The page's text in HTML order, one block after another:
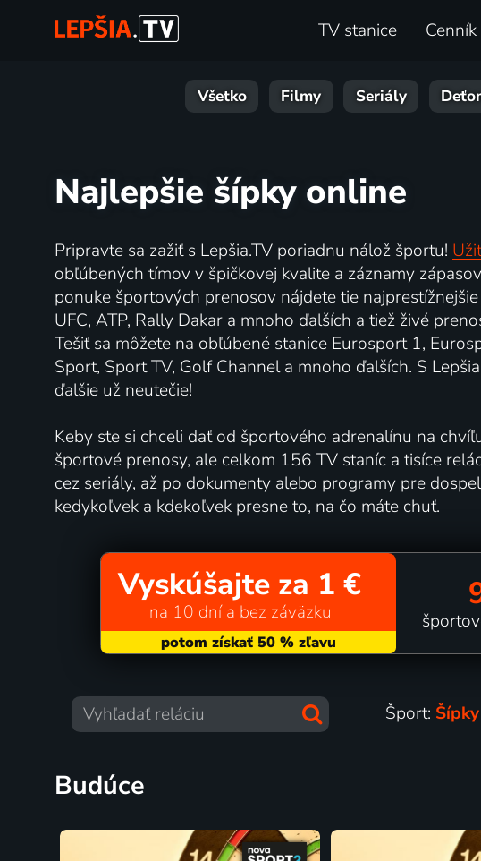
TV stanice Cenník
Všetko Filmy Seriály
Najlepšie šípky online
Pripravte sa zažiť s Lepšia.TV poriadnu nálož športu!
obľúbených tímov v špičkovej kvalite a záznamy
ponuke športových prenosov nájdete tie
UFC, ATP, Rally Dakar a mnoho ďalších a tiež živé
Tešiť sa môžete na obľúbené stanice Eurosport 1,
Sport, Sport TV, Golf Channel a mnoho ďalších. S
ďalšie už neutečie!
Keby ste si chceli dať od športového adrenalínu na
športové prenosy, ale celkom 156 TV staníc a tisíce
cez seriály, až po dokumenty alebo programy pre
kedykoľvek a kdekoľvek presne to, na čo máte chuť.
Vyskúšajte za 1 €
na 10 dní a bez záväzku
Šport: Šípky
Budúce